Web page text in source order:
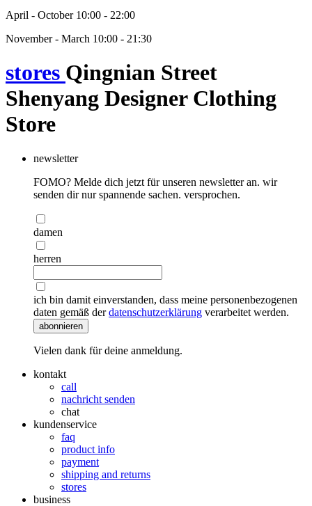
April - October 10:00 - 22:00
November - March 10:00 - 21:30
stores Qingnian Street
Shenyang Designer Clothing
Store
newsletter
FOMO? Melde dich jetzt für unseren newsletter an. wir
senden dir nur spannende sachen. versprochen.
damen
herren
ich bin damit einverstanden, dass meine personenbezogenen
daten gemäß derdatenschutzerklärung verarbeitet werden.
abonnieren
Vielen dank für deine anmeldung.
kontakt
call
nachricht senden
chat
kundenservice
faq
product info
payment
shipping and returns
stores
business